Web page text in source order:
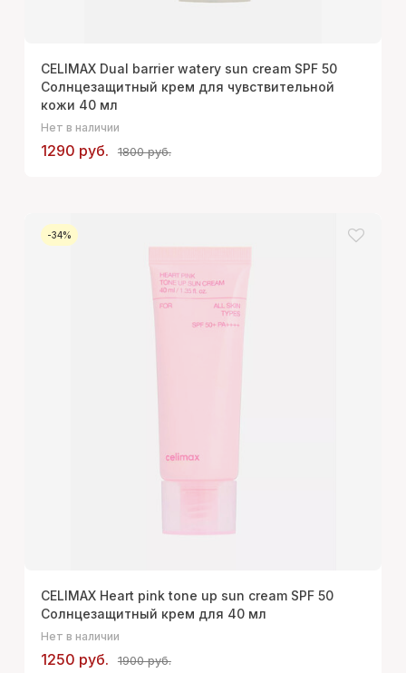
CELIMAX Dual barrier watery sun cream SPF 50
Солнцезащитный крем для чувствительной
кожи 40 мл
Нет в наличии
1290 руб. 1800 руб.
-34%
CELIMAX Heart pink tone up sun cream SPF 50
Солнцезащитный крем для 40 мл
Нет в наличии
1250 руб. 1900 руб.